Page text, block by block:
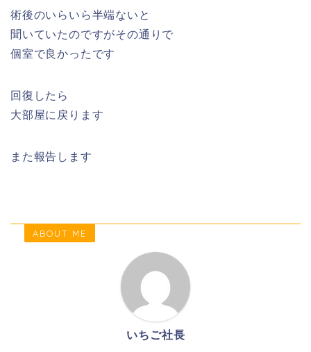
術後のいらいら半端ないと
聞いていたのですがその通りで
個室で良かったです
回復したら
大部屋に戻ります
また報告します
ABOUT ME
いちご社長